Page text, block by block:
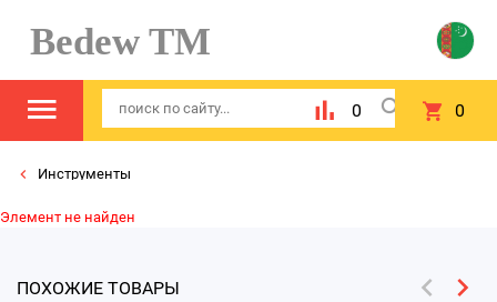
Bedew TM
0 0
Инструменты
Элемент не найден
ПОХОЖИЕ ТОВАРЫ